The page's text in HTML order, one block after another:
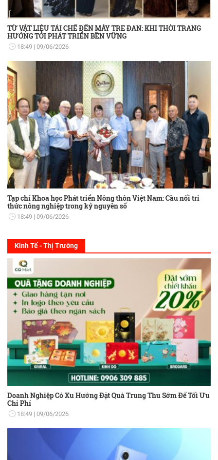
TỪ VẬT LIỆU TÁI CHẾ ĐẾN MÂY TRE ĐAN: KHI THỜI TRANG
HƯỚNG TỚI PHÁT TRIỂN BỀN VỮNG
18:49 09/06/2026
Tạp chí Khoa học Phát triển Nông thôn Việt Nam: Cầu nối tri
thức nông nghiệp trong kỷ nguyên số
18:49 09/06/2026
Kinh Tế - Thị Trường
Doanh Nghiệp Có Xu Hướng Đặt Quà Trung Thu Sớm Để Tối Ưu
Chi Phí
18:49 09/06/2026